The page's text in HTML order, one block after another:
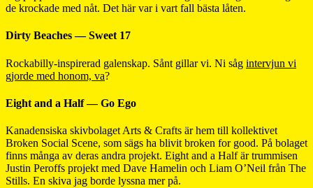
de krockade med nåt. Det här var i vart fall bästa låten.
Dirty Beaches — Sweet 17
Rockabilly-inspirerad galenskap. Sånt gillar vi. Ni såg intervjun vi
gjorde med honom, va?
Eight and a Half — Go Ego
Kanadensiska skivbolaget Arts & Crafts är hem till kollektivet
Broken Social Scene, som sägs ha blivit broken for good. På bolaget
finns många av deras andra projekt. Eight and a Half är trummisen
Justin Peroffs projekt med Dave Hamelin och Liam O’Neil från The
Stills. En skiva jag borde lyssna mer på.